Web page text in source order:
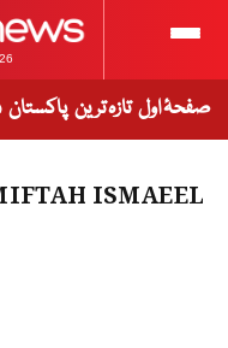
صفحۂ اول تازہ ترین پاکستان
ISMAEEL